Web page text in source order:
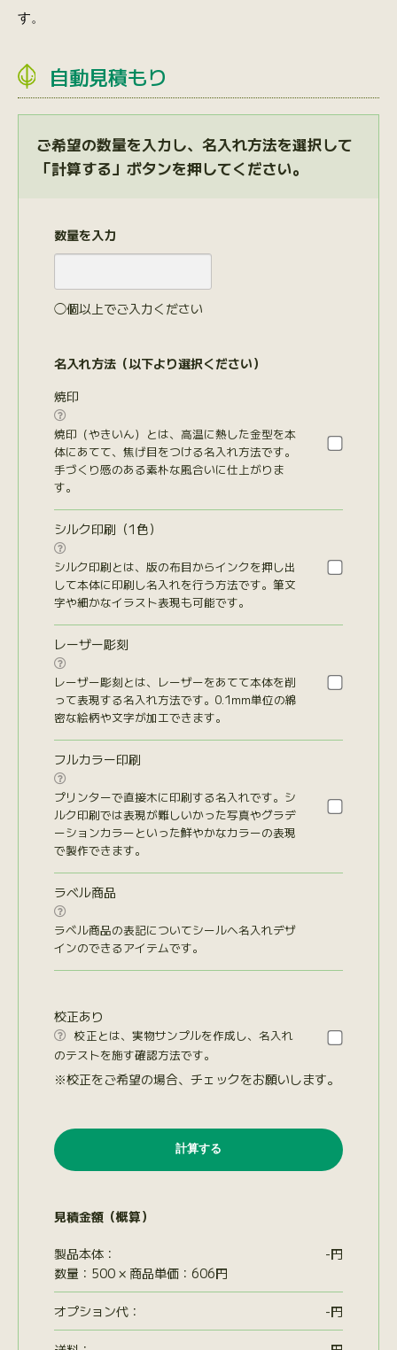
す。
自動見積もり
ご希望の数量を入力し、名入れ方法を選択して
「計算する」ボタンを押してください。
数量を入力
◯個以上でご入力ください
名入れ方法（以下より選択ください）
焼印

焼印（やきいん）とは、高温に熱した金型を本
体にあてて、焦げ目をつける名入れ方法です。
手づくり感のある素朴な風合いに仕上がりま
す。
シルク印刷（1色）

シルク印刷とは、版の布目からインクを押し出
して本体に印刷し名入れを行う方法です。筆文
字や細かなイラスト表現も可能です。
レーザー彫刻

レーザー彫刻とは、レーザーをあてて本体を削
って表現する名入れ方法です。0.1mm単位の綿
密な絵柄や文字が加工できます。
フルカラー印刷

プリンターで直接木に印刷する名入れです。シ
ルク印刷では表現が難しいかった写真やグラデ
ーションカラーといった鮮やかなカラーの表現
で製作できます。
ラベル商品

ラベル商品の表記についてシールへ名入れデザ
インのできるアイテムです。
校正あり

校正とは、実物サンプルを作成し、名入れ
のテストを施す確認方法です。
※校正をご希望の場合、チェックをお願いします。
見積金額（概算）
製品本体：
数量：500 × 商品単価：606円
-円
オプション代： -円